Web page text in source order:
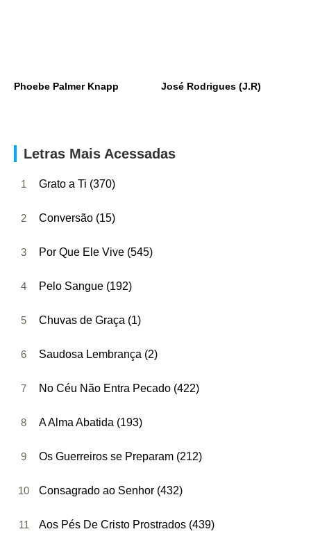
Phoebe Palmer Knapp José Rodrigues (J.R)
Letras Mais Acessadas
1 Grato a Ti (370)
2 Conversão (15)
3 Por Que Ele Vive (545)
4 Pelo Sangue (192)
5 Chuvas de Graça (1)
6 Saudosa Lembrança (2)
7 No Céu Não Entra Pecado (422)
8 A Alma Abatida (193)
9 Os Guerreiros se Preparam (212)
10 Consagrado ao Senhor (432)
11 Aos Pés De Cristo Prostrados (439)